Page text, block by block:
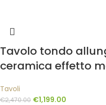
Tavolo tondo
ceramica effetto
Tavoli
€2,470.00 €1,199.00